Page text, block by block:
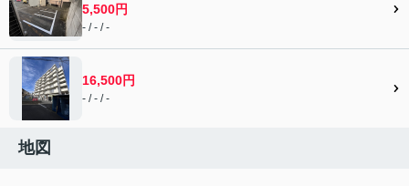
5,500円
- / - / -
16,500円
- / - / -
地図